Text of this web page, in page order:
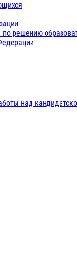
решению
над